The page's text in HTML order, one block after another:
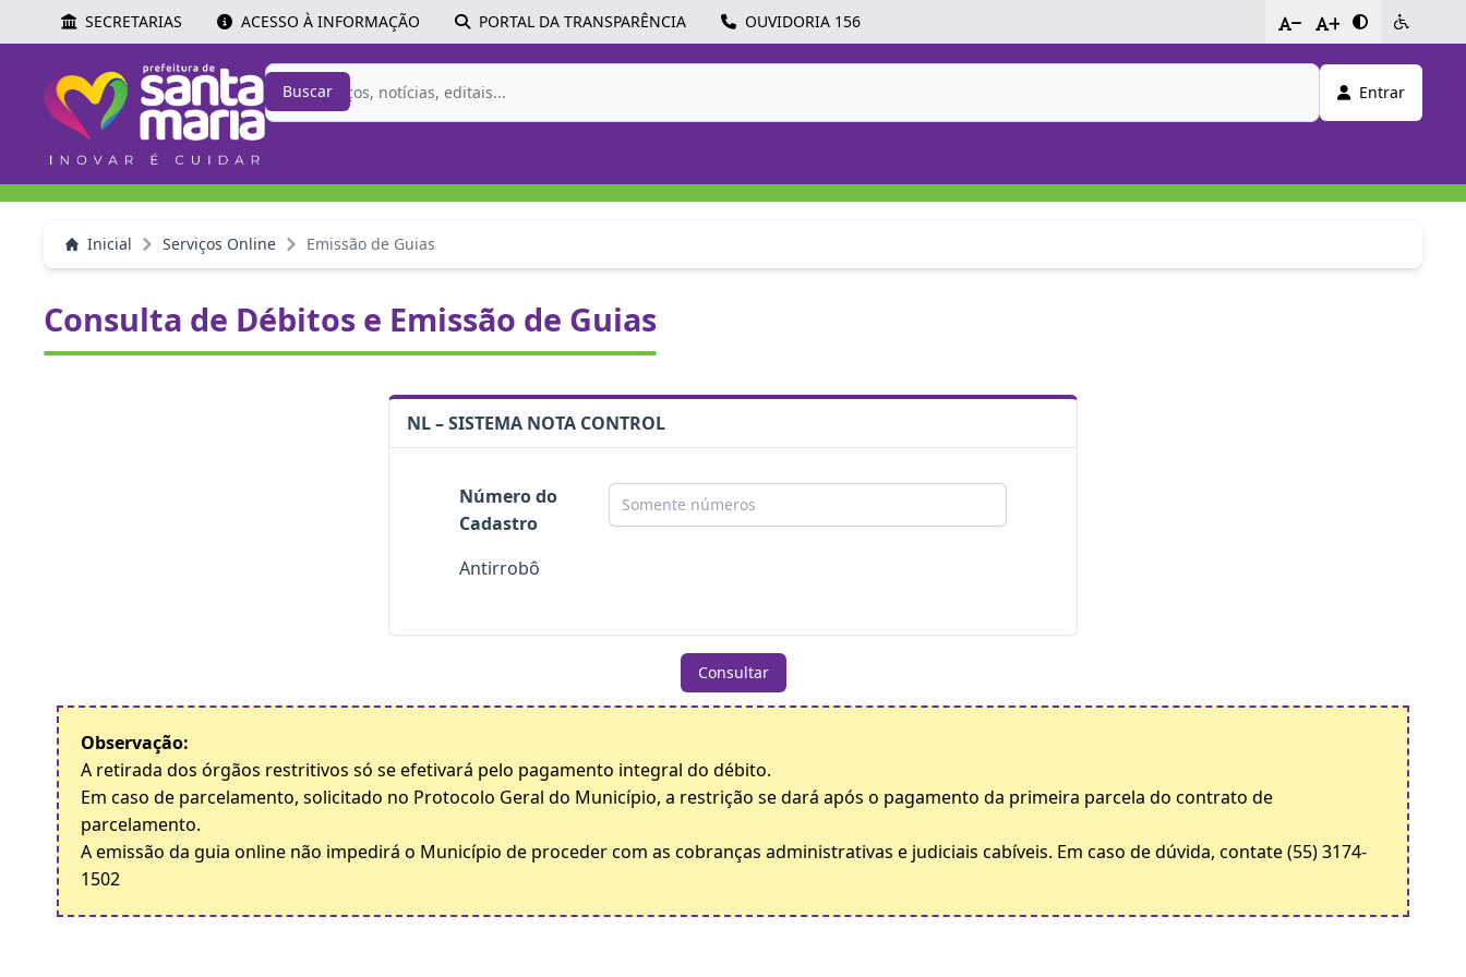
SECRETARIAS ACESSO À INFORMAÇÃO PORTAL DA TRANSPARÊNCIA OUVIDORIA 156 - +
Buscar Entrar
Inicial Serviços Online Emissão de Guias
Consulta de Débitos e Emissão de Guias
NL – SISTEMA NOTA CONTROL
Número do
Cadastro
Antirrobô
Consultar
Observação:
A retirada dos órgãos restritivos só se efetivará pelo pagamento integral do débito.
Em caso de parcelamento, solicitado no Protocolo Geral do Município, a restrição se dará após o pagamento da primeira parcela do contrato de
parcelamento.
A emissão da guia online não impedirá o Município de proceder com as cobranças administrativas e judiciais cabíveis. Em caso de dúvida, contate (55) 3174-
1502